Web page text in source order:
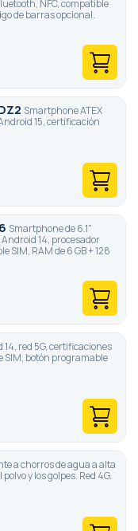
NFC, compatible
de barras opcional.
Smartphone ATEX
15, certificación
Smartphone de 6.1"
14, procesador
SIM, RAM de 6 GB + 128
14, red 5G, certificaciones
SIM, botón programable
a chorros de agua a alta
y los golpes. Red 4G.